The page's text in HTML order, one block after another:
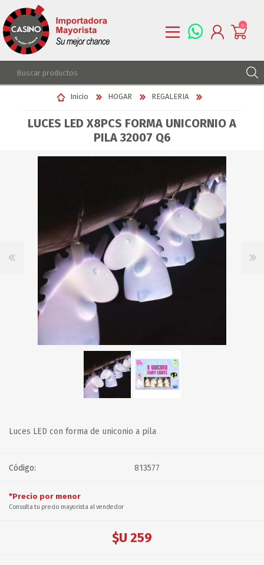
REGISTRARSE
LISTA DE DESEOS
0
Inicio HOGAR REGALERIA
LUCES LED X8PCS FORMA UNICORNIO A
PILA 32007 Q6
Luces LED con forma de uniconio a pila
Código: 813577
*Precio por menor
Consulta tu precio mayorista al vendedor
$U 259